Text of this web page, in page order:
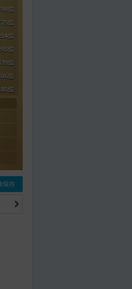
位
位
位
位
位
位
位
保存